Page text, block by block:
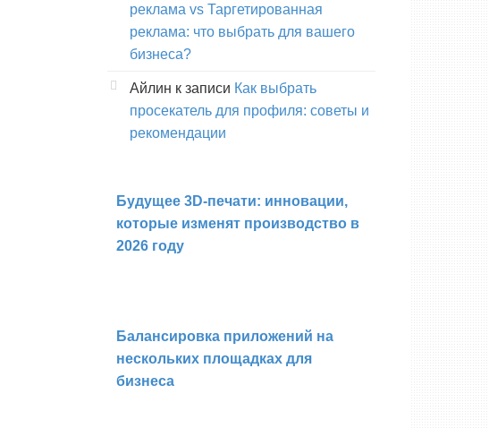
реклама vs Таргетированная
реклама: что выбрать для вашего
бизнеса?
Айлин к записи Как выбрать
просекатель для профиля: советы и
рекомендации
Будущее 3D-печати: инновации,
которые изменят производство в
2026 году
Балансировка приложений на
нескольких площадках для
бизнеса